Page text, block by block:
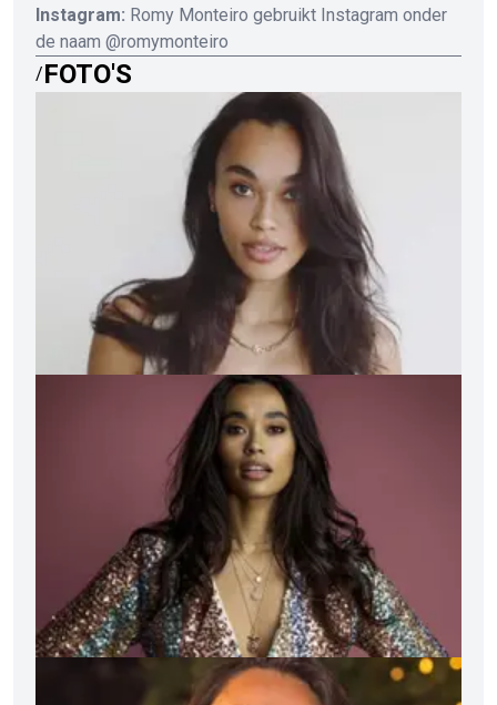
Instagram: Romy Monteiro gebruikt Instagram onder
de naam @romymonteiro
/FOTO'S